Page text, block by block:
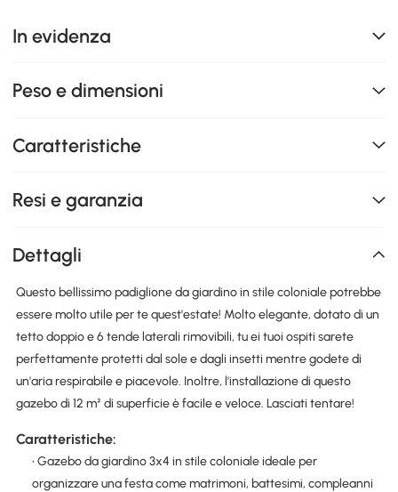
In evidenza
Peso e dimensioni
Caratteristiche
Resi e garanzia
Dettagli
Questo bellissimo padiglione da giardino in stile coloniale potrebbe
essere molto utile per te quest'estate! Molto elegante, dotato di un
tetto doppio e 6 tende laterali rimovibili, tu ei tuoi ospiti sarete
perfettamente protetti dal sole e dagli insetti mentre godete di
un'aria respirabile e piacevole. Inoltre, l'installazione di questo
gazebo di 12 m² di superficie è facile e veloce. Lasciati tentare!
Caratteristiche:
• Gazebo da giardino 3x4 in stile coloniale ideale per
organizzare una festa come matrimoni, battesimi, compleanni